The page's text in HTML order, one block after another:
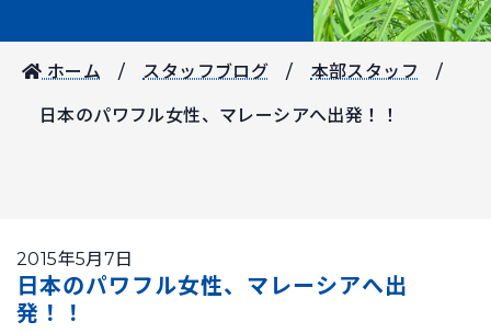
ホーム スタッフブログ 本部スタッフ
日本のパワフル女性、マレーシアへ出発！！
2015年5月7日
日本のパワフル女性、マレーシアへ出
発！！